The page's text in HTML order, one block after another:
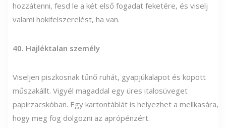
hozzátenni, fesd le a két első fogadat feketére, és viselj
valami hokifelszerelést, ha van.
40. Hajléktalan személy
Viseljen piszkosnak tűnő ruhát, gyapjúkalapot és kopott
műszakállt. Vigyél magaddal egy üres italosüveget
papírzacskóban. Egy kartontáblát is helyezhet a mellkasára,
hogy meg fog dolgozni az aprópénzért.